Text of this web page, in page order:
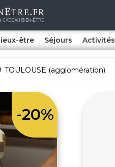
être Séjours Activités
-20%